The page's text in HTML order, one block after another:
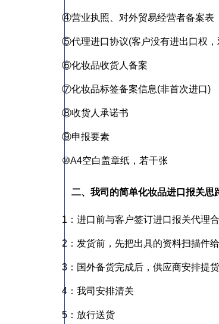
④营业执照、对外贸易经营者备案表
⑤代理进口协议(客户没有进出口权
⑥化妆品收货人备案
⑦化妆品标签备案信息(非首次进口)
⑧收货人承诺书
⑨申报要素
⑩A4空白盖章纸，若干张
二、我司的简单化妆品进口报关思
1：进口前与客户签订进口报关代理
2：发货前，先把出具的资料扫描件
3：国外备货完成后，供应商安排提
4：我司安排清关
5：放行送货